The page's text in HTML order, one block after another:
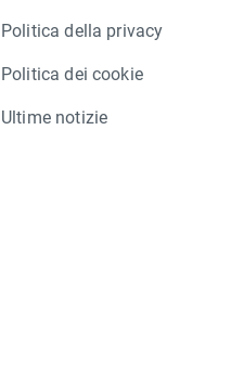
Politica della privacy
Politica dei cookie
Ultime notizie